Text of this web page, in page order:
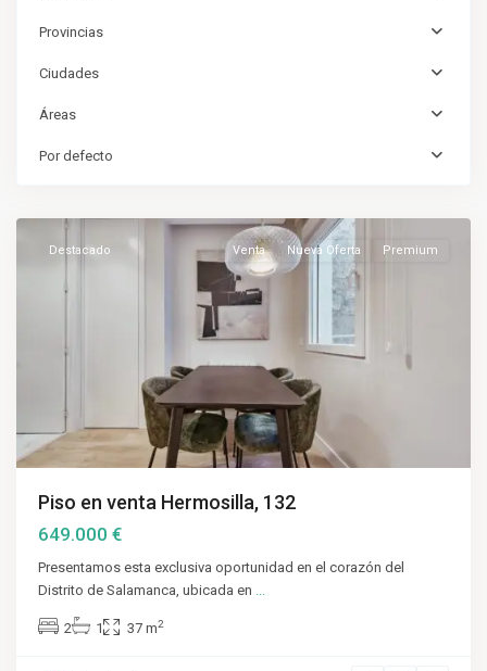
Provincias
Ciudades
Áreas
Por defecto
Destacado Venta Nueva Oferta Premium
Piso en venta Hermosilla, 132
649.000 €
Presentamos esta exclusiva oportunidad en el corazón del
Distrito de Salamanca, ubicada en ...
2 1 37 m2